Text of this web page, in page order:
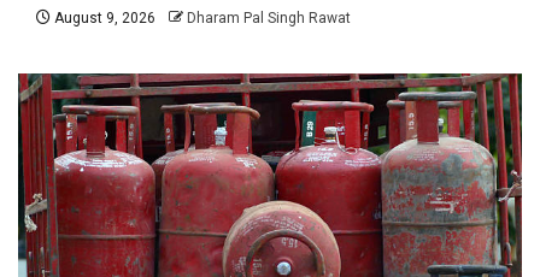
August 9, 2026 Dharam Pal Singh Rawat